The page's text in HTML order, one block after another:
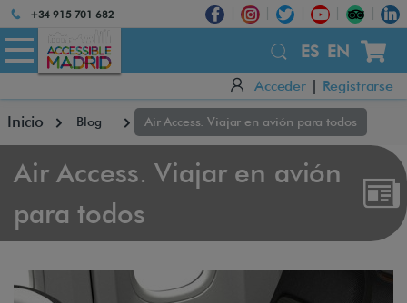
Atención:
Este
sitio
cuenta
un
sistema
de
accesibilidad.
+34 915 701 682
ES EN
Acceder Registrarse
Inicio Blog Air Access. Viajar en avión para todos
Air Access. Viajar en avión
para todos